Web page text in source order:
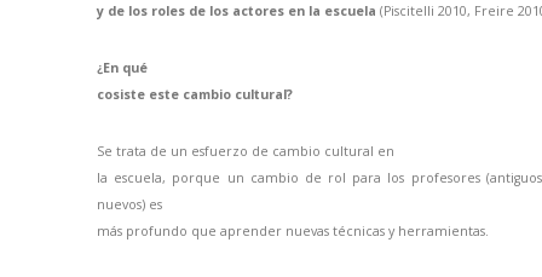
y de los roles de los actores en la escuela (Piscitelli 2010, Freire
¿En qué
cosiste este cambio cultural?
Se trata de un esfuerzo de cambio cultural en
la escuela, porque un cambio de rol para los profesores
nuevos) es
más profundo que aprender nuevas técnicas y herramientas.